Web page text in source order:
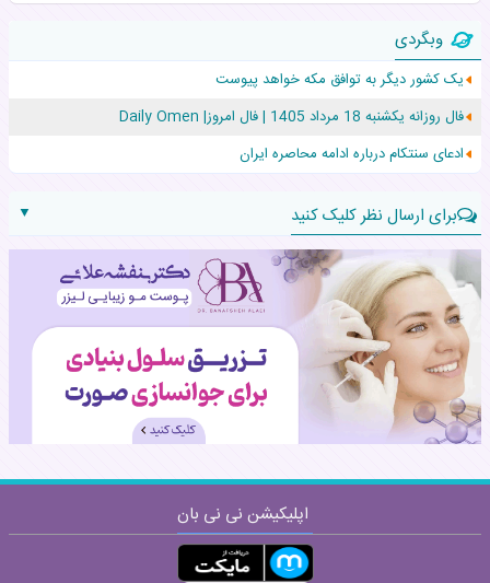
زن ۲۴ ساله پس از درمان سرطان رحم، مادر شد
افزایش قد این دختر، چند میلیون دلار برای پدرش خرج داشته
حرکت غیرقانونی یک پرستار، جان دوقلوها را نجات داد!
وبگردی
یک کشور دیگر به توافق مکه خواهد پیوست
فال روزانه یکشنبه 18 مرداد 1405 | فال امروز| Daily Omen
ادعای سنتکام درباره ادامه محاصره ایران
برای ارسال نظر کلیک کنید
▼
نام:
نظر:
اپلیکیشن نی نی بان